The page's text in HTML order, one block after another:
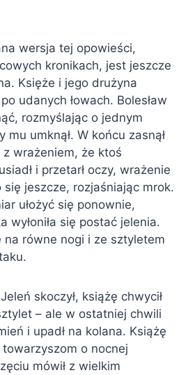
wersja tej opowieści,
kronikach, jest jeszcze
Księże i jego drużyna
udanych łowach. Bolesław
rozmyślając o jednym
umknął. W końcu zasnął
z wrażeniem, że ktoś
i przetarł oczy, wrażenie
się jeszcze, rozjaśniając mrok.
ułożyć się ponownie,
wyłoniła się postać jelenia.
na równe nogi i ze sztyletem
skoczył, książę chwycił
– ale w ostatniej chwili
i upadł na kolana. Książę
o nocnej
mówił z wielkim